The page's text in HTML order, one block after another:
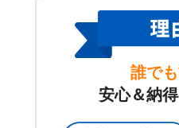
誰で
安心＆納